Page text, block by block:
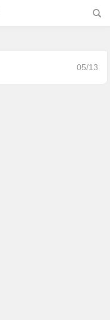
05/13